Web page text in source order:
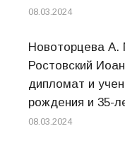
08.03.2024
Новоторцева А.
Ростовский
дипломат и
рождения и 35-
08.03.2024